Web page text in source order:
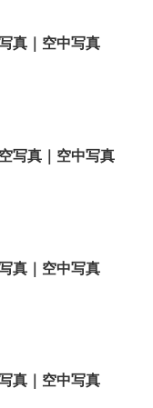
真｜空中写真
写真｜空中写真
真｜空中写真
真｜空中写真